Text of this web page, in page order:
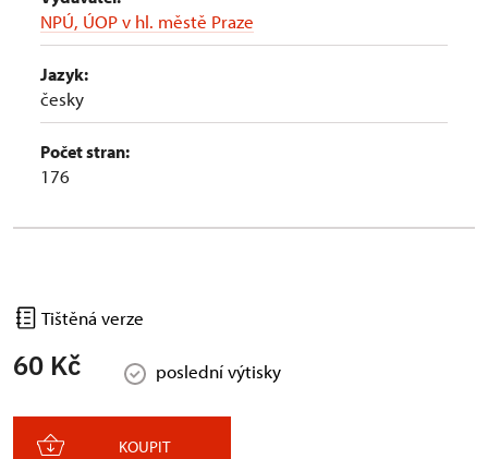
NPÚ, ÚOP v hl. městě Praze
Jazyk:
česky
Počet stran:
176
Tištěná verze
60 Kč poslední výtisky
KOUPIT